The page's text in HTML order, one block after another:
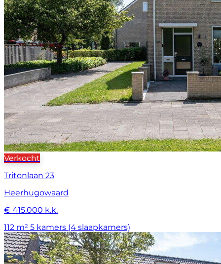
Verkocht
Tritonlaan 23
Heerhugowaard
€ 415.000 k.k.
112 m² 5 kamers (4 slaapkamers)